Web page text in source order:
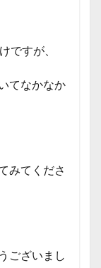
ですが、
てなかなか
みてくださ
ございまし